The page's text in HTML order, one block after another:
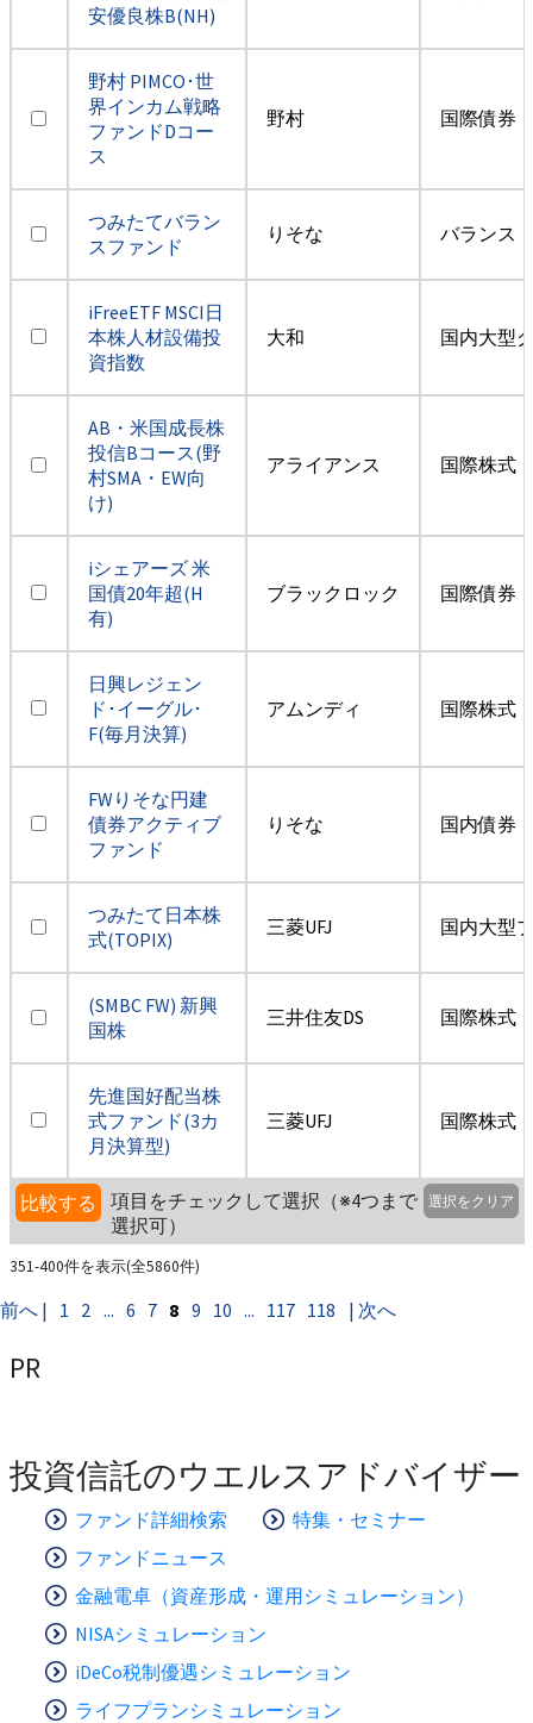
安優良株B(NH)
野村 PIMCO･世
界インカム戦略
ファンドDコー
ス
野村 国際債券
つみたてバラン
スファンド
りそな バランス
iFreeETF MSCI日
本株人材設備投
資指数
大和 国内大型
AB・米国成長株
投信Bコース(野
村SMA・EW向
け)
アライアンス 国際株式
iシェアーズ 米
国債20年超(H
有)
ブラックロック 国際債券
日興レジェン
ド･イーグル･
F(毎月決算)
アムンディ 国際株式
FWりそな円建
債券アクティブ
ファンド
りそな 国内債券
つみたて日本株
式(TOPIX)
三菱UFJ 国内大型
(SMBC FW) 新興
国株
三井住友DS 国際株式
先進国好配当株
式ファンド(3カ
月決算型)
三菱UFJ 国際株式
比較する
項目をチェックして選択（※4つまで
選択可）
選択をクリア
351-400件を表示(全5860件)
前へ | 1 2 ... 6 7 8 9 10 ... 117 118 | 次へ
PR
投資信託のウエルスアドバイザー
ファンド詳細検索
特集・セミナー
ファンドニュース
金融電卓（資産形成・運用シミュレーション）
NISAシミュレーション
iDeCo税制優遇シミュレーション
ライフプランシミュレーション